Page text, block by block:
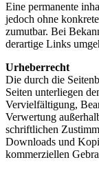
Eine permanente
jedoch ohne
zumutbar. Bei
derartige Links
Urheberrecht
Die durch die
Seiten unterliegen
Vervielfältigung,
Verwertung
schriftlichen
Downloads und
kommerziellen